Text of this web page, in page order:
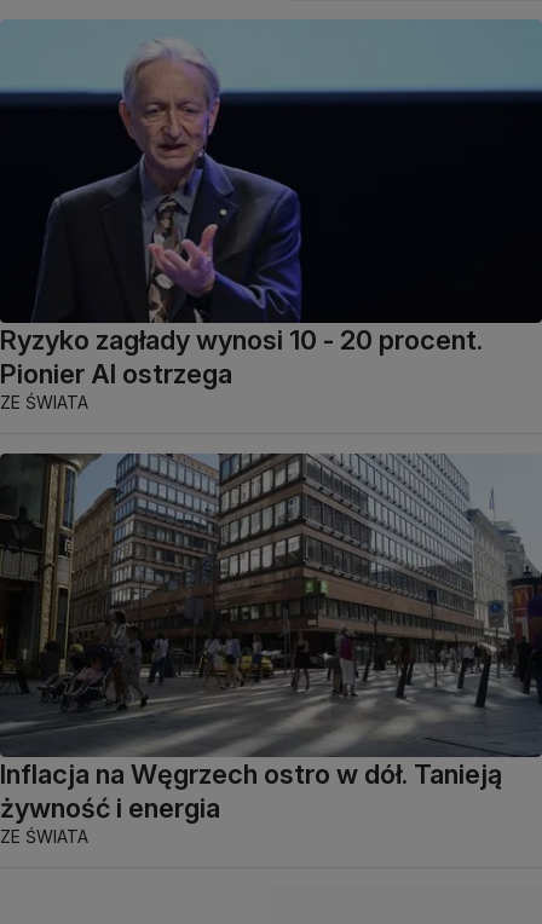
Ryzyko zagłady wynosi 10 - 20 procent.
Pionier AI ostrzega
ZE ŚWIATA
Inflacja na Węgrzech ostro w dół. Tanieją
żywność i energia
ZE ŚWIATA